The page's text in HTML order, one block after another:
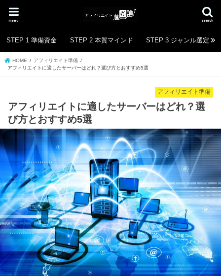
search
menu
STEP 1 準備資金 STEP 2 本質マインド STEP 3 ジャンル選定
HOME
アフィリエイト準備
アフィリエイトに適したサーバーはどれ？選び方とおすすめ5選
アフィリエイト準備
アフィリエイトに適したサーバーはどれ？選
び方とおすすめ5選